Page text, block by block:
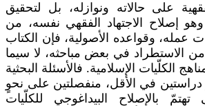
على حالاته ونوازله، بل لتحقيق
إصلاح الاجتهاد الفقهي نفسه، من
عمله، وقواعده الأصولية، فإن الكتاب
الاستطراد في بعض مباحثه، لا سيما
الكلّيات الإسلامية. فالأسئلة البحثية
في الأقل، منفصلتين على نحوٍ
بالإصلاح البيداغوجي للكلّيات